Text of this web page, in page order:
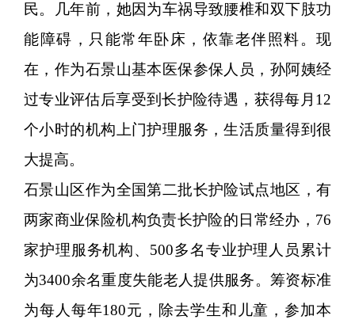
民。几年前，她因为车祸导致腰椎和双下肢功
能障碍，只能常年卧床，依靠老伴照料。现
在，作为石景山基本医保参保人员，孙阿姨经
过专业评估后享受到长护险待遇，获得每月12
个小时的机构上门护理服务，生活质量得到很
大提高。
石景山区作为全国第二批长护险试点地区，有
两家商业保险机构负责长护险的日常经办，76
家护理服务机构、500多名专业护理人员累计
为3400余名重度失能老人提供服务。筹资标准
为每人每年180元，除去学生和儿童，参加本